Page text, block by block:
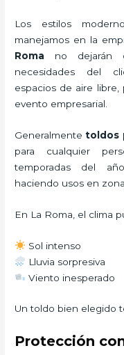
Los estilos
manejamos en la
Roma no dejarán
necesidades del
espacios de aire
evento empresarial.
Generalmentetoldos
para cualquier
temporadas del
haciendo usos en
En La Roma, el clima
Sol intenso
Lluvia sorpresiva
Viento inesperado
Un toldo bien elegido
Protección